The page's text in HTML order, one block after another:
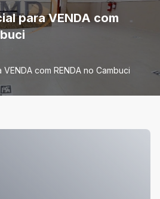
para VENDA com
com RENDA no Cambuci